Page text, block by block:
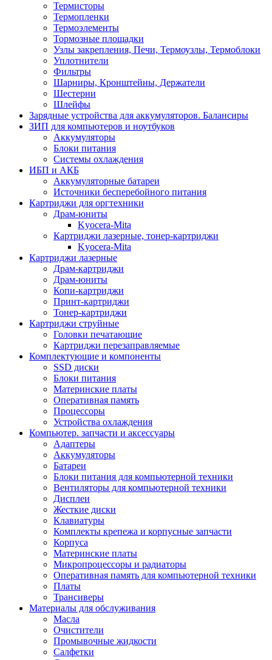
Термисторы
Термопленки
Термоэлементы
Тормозные площадки
Узлы закрепления, Печи, Термоузлы, Термоблоки
Уплотнители
Фильтры
Шарниры, Кронштейны, Держатели
Шестерни
Шлейфы
Зарядные устройства для аккумуляторов. Балансиры
ЗИП для компьютеров и ноутбуков
Аккумуляторы
Блоки питания
Системы охлаждения
ИБП и АКБ
Аккумуляторные батареи
Источники бесперебойного питания
Картриджи для оргтехники
Драм-юниты
Kyocera-Mita
Картриджи лазерные, тонер-картриджи
Kyocera-Mita
Картриджи лазерные
Драм-картриджи
Драм-юниты
Копи-картриджи
Принт-картриджи
Тонер-картриджи
Картриджи струйные
Головки печатающие
Картриджи перезаправляемые
Комплектующие и компоненты
SSD диски
Блоки питания
Материнские платы
Оперативная память
Процессоры
Устройства охлаждения
Компьютер. запчасти и аксессуары
Адаптеры
Аккумуляторы
Батареи
Блоки питания для компьютерной техники
Вентиляторы для компьютерной техники
Дисплеи
Жесткие диски
Клавиатуры
Комплекты крепежа и корпусные запчасти
Корпуса
Материнские платы
Микропроцессоры и радиаторы
Оперативная память для компьютерной техники
Платы
Трансиверы
Материалы для обслуживания
Масла
Очистители
Промывочные жидкости
Салфетки